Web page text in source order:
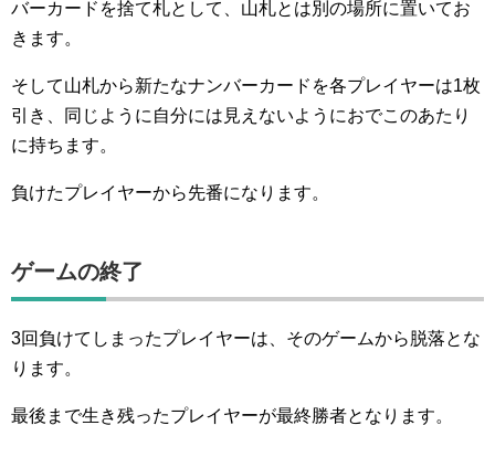
バーカードを捨て札として、山札とは別の場所に置いてお
きます。
そして山札から新たなナンバーカードを各プレイヤーは1枚
引き、同じように自分には見えないようにおでこのあたり
に持ちます。
負けたプレイヤーから先番になります。
ゲームの終了
3回負けてしまったプレイヤーは、そのゲームから脱落とな
ります。
最後まで生き残ったプレイヤーが最終勝者となります。